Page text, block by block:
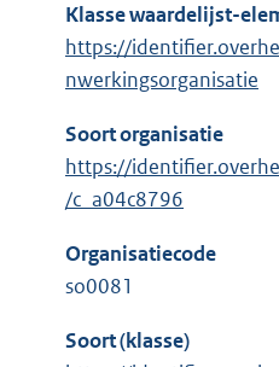
Klasse waardelijst-
https://
nwerkingsorganisatie
Soort organisatie
https://
/c_a04c8796
Organisatiecode
so0081
Soort (klasse)